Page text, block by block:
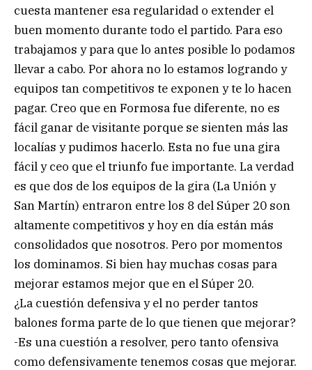
cuesta mantener esa regularidad o extender el
buen momento durante todo el partido. Para eso
trabajamos y para que lo antes posible lo podamos
llevar a cabo. Por ahora no lo estamos logrando y
equipos tan competitivos te exponen y te lo hacen
pagar. Creo que en Formosa fue diferente, no es
fácil ganar de visitante porque se sienten más las
localías y pudimos hacerlo. Esta no fue una gira
fácil y ceo que el triunfo fue importante. La verdad
es que dos de los equipos de la gira (La Unión y
San Martín) entraron entre los 8 del Súper 20 son
altamente competitivos y hoy en día están más
consolidados que nosotros. Pero por momentos
los dominamos. Si bien hay muchas cosas para
mejorar estamos mejor que en el Súper 20.
¿La cuestión defensiva y el no perder tantos
balones forma parte de lo que tienen que mejorar?
-Es una cuestión a resolver, pero tanto ofensiva
como defensivamente tenemos cosas que mejorar.